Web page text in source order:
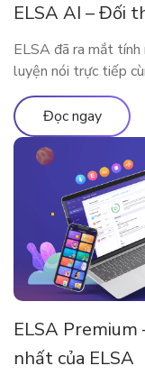
ELSA AI – Đối
ELSA đã ra mắt tính
luyện nói trực tiếp
năng qua bài viết
Đọc ngay
ELSA
nhất của ELSA